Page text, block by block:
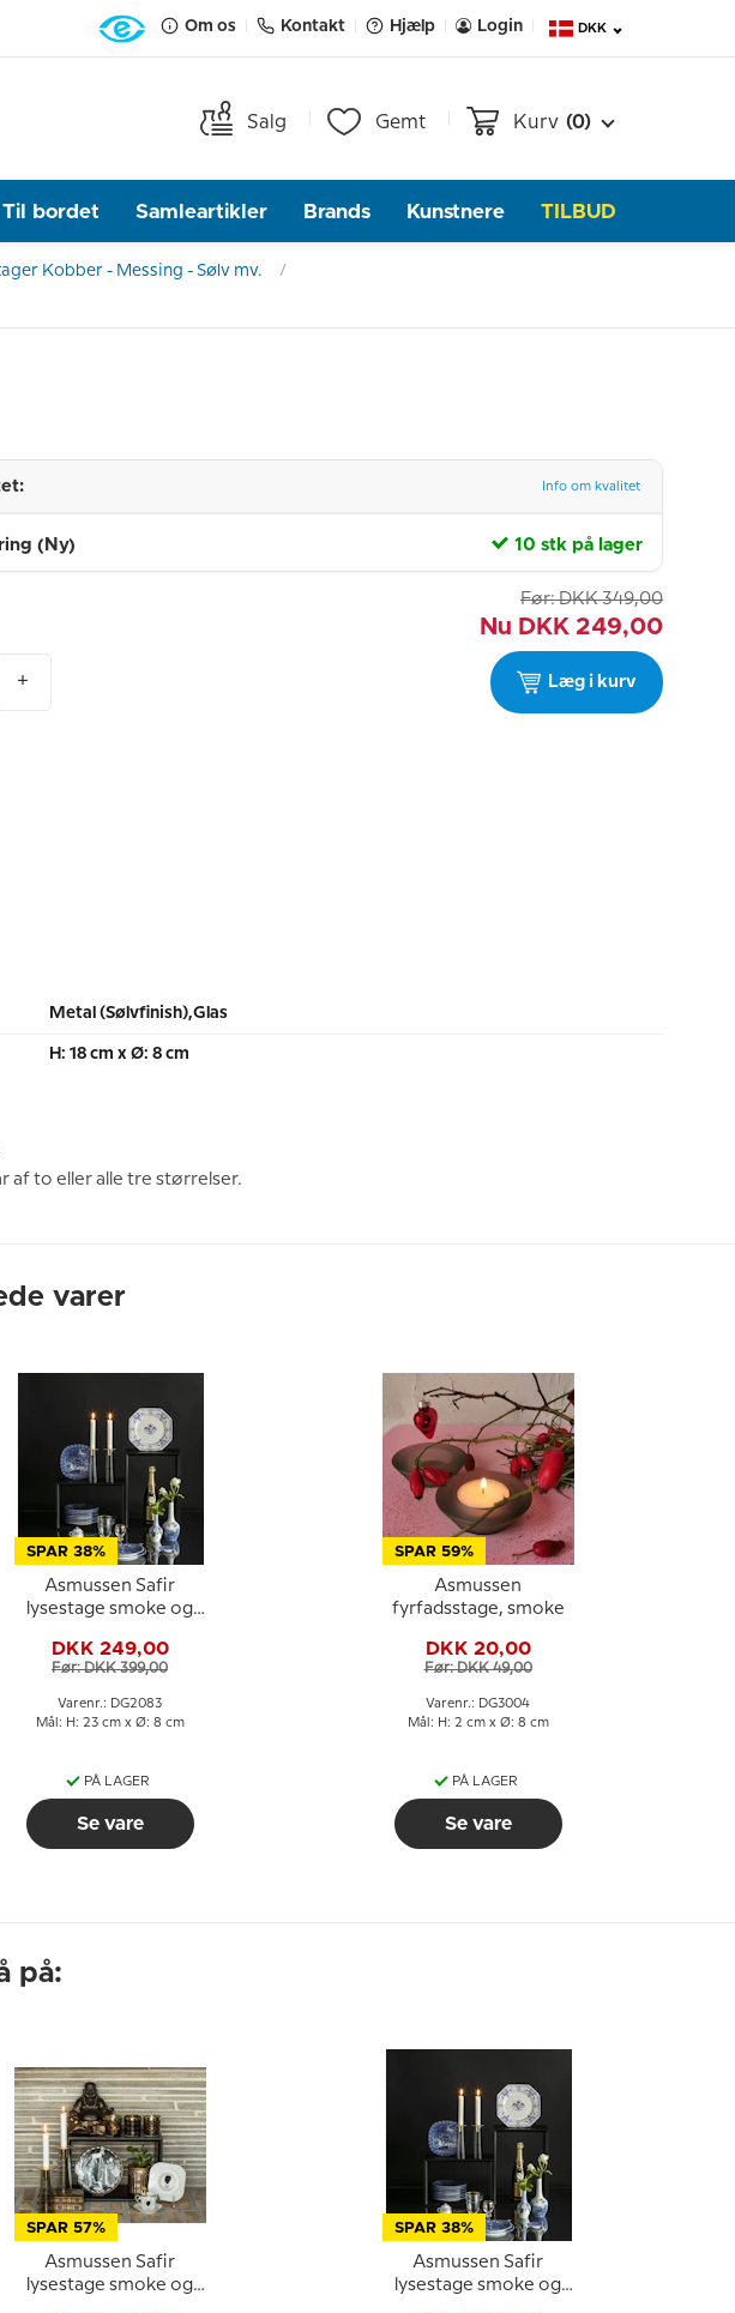
Om os Kontakt Hjælp Login DKK
Salg Gemt Kurv (0)
Til bordet Samleartikler Brands Kunstnere TILBUD
Kobber - Messing - Sølv mv.
Info om kvalitet
(Ny) 10 stk på lager
Før: DKK 349,00
Nu DKK 249,00
+ Læg i kurv
Metal (Sølvfinish),Glas
H: 18 cm x Ø: 8 cm
af to eller alle tre størrelser.
varer
SPAR 38%
Asmussen Safir
lysestage smoke og
DKK 249,00
Før: DKK 399,00
Varenr.: DG2083
Mål: H: 23 cm x Ø: 8 cm
PÅ LAGER
Se vare
SPAR 59%
Asmussen
fyrfadsstage, smoke
DKK 20,00
Før: DKK 49,00
Varenr.: DG3004
Mål: H: 2 cm x Ø: 8 cm
PÅ LAGER
Se vare
på:
SPAR 57%
Asmussen Safir
lysestage smoke og
SPAR 38%
Asmussen Safir
lysestage smoke og